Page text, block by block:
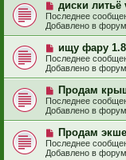
с
о
о
б
щ
е
н
и
е
Н
о
в
о
с
о
о
б
щ
е
н
и
е
диски литьё
Последнее
Добавлено в
Н
о
в
о
е
с
о
о
б
щ
е
н
ищу фару
Последнее
Добавлено в
Н
о
в
о
е
с
о
о
Продам
Последнее
Добавлено в
Н
о
в
Продам
Последнее
Добавлено в